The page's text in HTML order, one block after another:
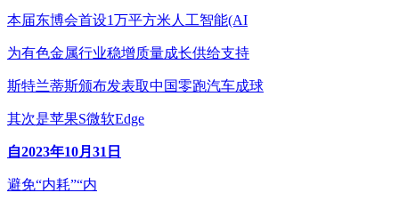
本届东博会首设1万平方米人工智能(AI
为有色金属行业稳增质量成长供给支持
斯特兰蒂斯颁布发表取中国零跑汽车成球
其次是苹果S微软Edge
自2023年10月31日
避免“内耗”“内